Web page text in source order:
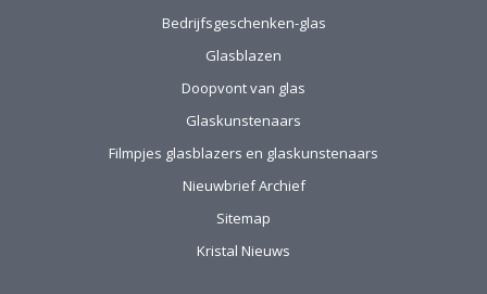
Bedrijfsgeschenken-glas
Glasblazen
Doopvont van glas
Glaskunstenaars
Filmpjes glasblazers en glaskunstenaars
Nieuwbrief Archief
Sitemap
Kristal Nieuws